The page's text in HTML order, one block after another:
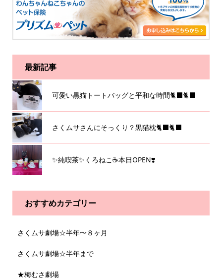
最新記事
可愛い黒猫トートバッグと平和な時間🐈‍⬛🐈‍⬛
さくムサさんにそっくり？黒猫枕🐈‍⬛🐈‍⬛
✨純喫茶✨くろねこ☕️本日OPEN❣️
おすすめカテゴリー
さくムサ劇場☆半年〜８ヶ月
さくムサ劇場☆半年まで
★梅むさ劇場